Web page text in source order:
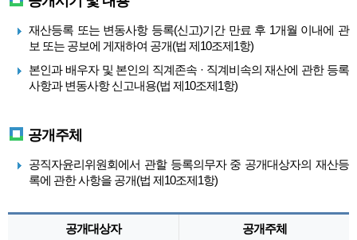
재산등록 또는 변동사항 등록(신고)기간 만료 후 1개월 이내에 관
보 또는 공보에 게재하여 공개(법 제10조제1항)
본인과 배우자 및 본인의 직계존속 · 직계비속의 재산에 관한 등록
사항과 변동사항 신고내용(법 제10조제1항)
공개주체
공직자윤리위원회에서 관할 등록의무자 중 공개대상자의 재산등
록에 관한 사항을 공개(법 제10조제1항)
공개대상자 공개주체